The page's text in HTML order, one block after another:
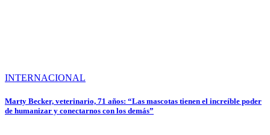
INTERNACIONAL
Marty Becker, veterinario, 71 años: “Las mascotas tienen el increíble poder
de humanizar y conectarnos con los demás”